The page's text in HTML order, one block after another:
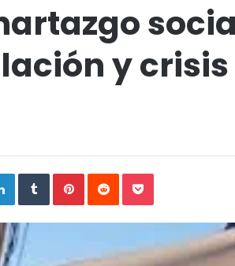
y crisis
LinkedInTumblrPinterestReddit Pocket